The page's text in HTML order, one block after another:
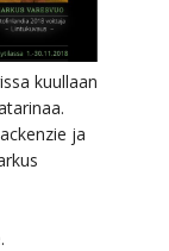
kuullaan
ja